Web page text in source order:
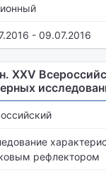
- 09.07.2016
XXV
рефлектором